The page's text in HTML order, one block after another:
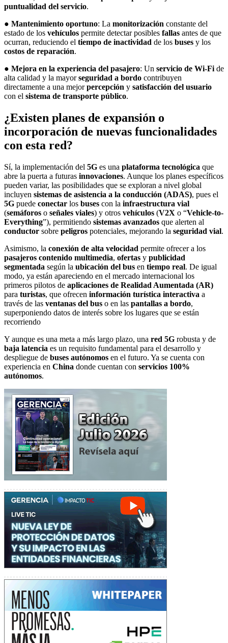
puntualidad del servicio.
● Mantenimiento oportuno: La monitorización constante del
estado de los vehículos permite detectar posibles fallas antes de que
ocurran, reduciendo el tiempo de inactividad de los buses y los
costos de reparación.
● Mejora en la experiencia del pasajero: Un servicio de Wi-Fi de
alta calidad y la mayorseguridad a bordo contribuyen
directamente a una mejorpercepción y satisfacción del usuario
con el sistema de transporte público.
¿Existen planes de expansión o
incorporación de nuevas funcionalidades
con esta red?
Sí, la implementación del 5G es una plataforma tecnológica que
abre la puerta a futuras innovaciones. Aunque los planes específicos
pueden variar, las posibilidades que se exploran a nivel global
incluyen sistemas de asistencia a la conducción (ADAS), pues el
5G puede conectar los buses con la infraestructura vial
(semáforos o señales viales) y otros vehículos (V2X o “Vehicle-to-
Everything”), permitiendo sistemas avanzados que alerten al
conductor sobre peligros potenciales, mejorando la seguridad vial.
Asimismo, la conexión de alta velocidad permite ofrecer a los
pasajeros contenido multimedia, ofertas y publicidad
segmentada según la ubicación del bus en tiempo real. De igual
modo, ya están apareciendo en el mercado internacional los
primeros pilotos de aplicaciones de Realidad Aumentada (AR)
para turistas, que ofrecen información turística interactiva a
través de las ventanas del bus o en las pantallas a bordo,
superponiendo datos de interés sobre los lugares que se están
recorriendo
Y aunque es una meta a más largo plazo, una red 5G robusta y de
baja latencia es un requisito fundamental para el desarrollo y
despliegue de buses autónomos en el futuro. Ya se cuenta con
experiencia en China donde cuentan con servicios 100%
autónomos.